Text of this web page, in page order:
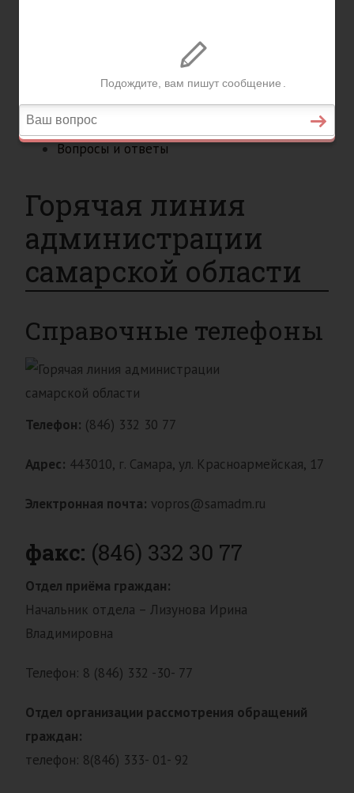
Гражданство
Возврат товаров
Военное право
Вопросы и ответы
Горячая линия
администрации
самарской области
Справочные телефоны
Телефон: (846) 332 30 77
Адрес: 443010, г. Самара, ул. Красноармейская, 17
Электронная почта: vopros@samadm.ru
факс: (846) 332 30 77
Отдел приёма граждан:
Начальник отдела – Лизунова Ирина
Владимировна
Телефон: 8 (846) 332 -30- 77
Отдел организации рассмотрения обращений
граждан:
телефон: 8(846) 333- 01- 92